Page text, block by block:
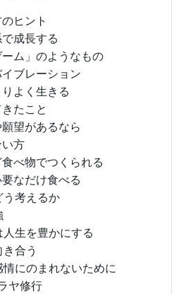
ヒント
成長する
ム」のようなもの
ブレーション
よく生きる
たこと
望があるなら
方
べ物でつくられる
なだけ食べる
考えるか
生を豊かにする
合う
にのまれないために
修行